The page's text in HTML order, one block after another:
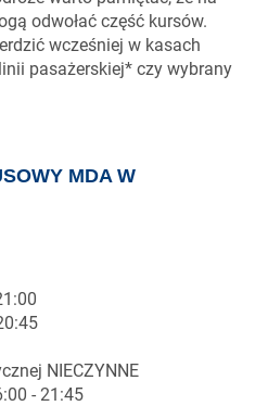
odwołać część kursów.
wcześniej w kasach
pasażerskiej* czy wybrany
MDA W
NIECZYNNE
- 21:45